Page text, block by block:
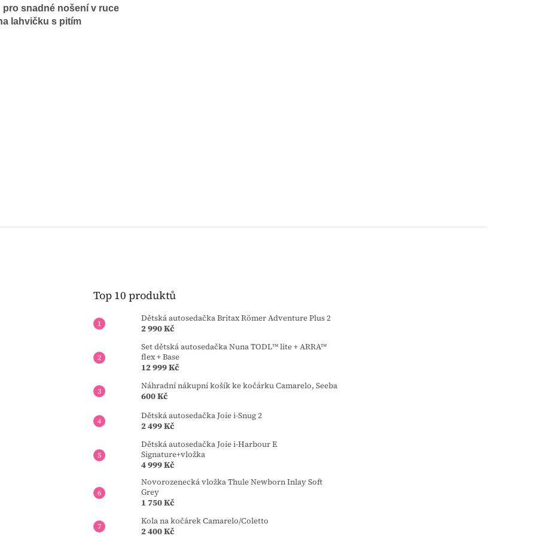
snadné nošení v ruce
lahvičku s pitím
Top 10 produktů
Dětská autosedačka Britax Römer Adventure Plus 2
2 990 Kč
Set dětská autosedačka Nuna TODL™ lite + ARRA™
flex + Base
12 999 Kč
Náhradní nákupní košík ke kočárku Camarelo, Seeba
600 Kč
Dětská autosedačka Joie i-Snug 2
2 499 Kč
Dětská autosedačka Joie i-Harbour E
Signature+vložka
4 999 Kč
Novorozenecká vložka Thule Newborn Inlay Soft
Grey
1 750 Kč
Kola na kočárek Camarelo/Coletto
2 400 Kč